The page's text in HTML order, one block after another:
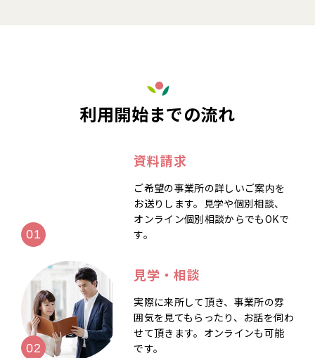
利用開始までの流れ
資料請求
ご希望の事業所の詳しいご案内を
お送りします。見学や個別相談、
オンライン個別相談からでもOKで
す。
見学・相談
実際に来所して頂き、事業所の雰
囲気を見てもらったり、お話を伺わ
せて頂きます。オンラインも可能
です。